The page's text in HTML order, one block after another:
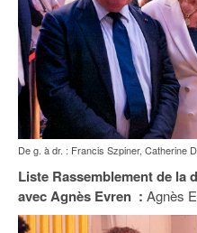
De g. à dr. : Francis Szpiner, Catherine
Liste Rassemblement de la
avec Agnès Evren : Agnès